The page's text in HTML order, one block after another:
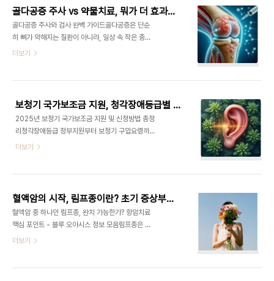
고액의 ..
까?”라는 질문이 생깁니다.본 글에서는 중입자치료
효과와 장점, 도입이 늦어지는 구조적 이유, 환자와
보호자가 준비할 포인트까지 정리해 드리겠습니다.
중입자치료기, 암 치료의 미래? 왜 다른 병원들은 도
입하지 않을까 - 블루 오아시스 정보 모음가장 많이
요.효과가 좋아 보이는데도 왜 연세암병원만 하고, 다
로 말하면 “..
골다공증 주사 vs 약물치료, 뭐가 더 효과적일까? 골다공증 검사 비용부터 치료까지 — 병원 가기 전 꼭 알아야 할 핵심 정리
골다공증 주사와 검사 완벽 가이드골다공증은 단순
히 뼈가 약해지는 질환이 아니라, 일상 속 작은 충격
에도 쉽게 골절이 생길 수 있는 만성 질환입니다.특히
공증 검사비용까지 한 번에 정리했습니다. 골다공증
초기증상과 검사방법, 예방부터 주사치료까지 완전
가이드 - 블루 오아시스 정보 모음골다공증은 뼈의
밀도가 낮아져 작은 충격에도 골절이 발생하는 질환
으로, 특히 50대 이상 여성에게 흔합니다. 본 포스팅
료까지 최신 정보starslumi.co.kr 목차1. 골다공증
더보기
보청기 국가보조금 지원, 청각장애등급별 보청기 정부지원 기준과 구입 요령
2025년 보청기 국가보조금 지원 및 신청방법 총정
리청각장애등급 정부지원부터 보청기 구입요령까지
한눈에 알아보기 보청기 국가보조금 지원은 단순한
등급별 정부지원, 그리고 실제 보청기 구입요령까지
단계별로 정리했습니다.목차보청기 국가보조금 지원
제도란?지원 자격 및 대상보조금 신청방법과 절차보
청기 구입요령 및 브랜드 선택 팁청각장애등급별 정
부지원 기준정리 및 유의사항 보청기 국가지원금 신
급 사이인 국민이라면 지원을 받을 수 있습니다.단,
더보기
혈액암의 시작, 림프종이란? 초기 증상부터 항암치료까지 완벽 정리
혈액암 중 하나인 림프종, 완치 가능한가? 항암치료
핵심 포인트 - 블루 오아시스 정보 모음림프종은 우
리 몸의 면역 체계를 담당하는 림프계에서 발생하는
더보기